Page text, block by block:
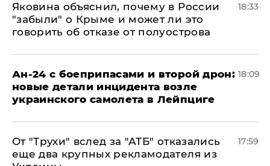
Яковина объяснил, почему в России
"забыли" о Крыме и может ли это
говорить об отказе от полуострова
18:33
Ан-24 с боеприпасами и второй дрон:
новые детали инцидента возле
украинского самолета в Лейпциге
18:09
От "Трухи" вслед за "АТБ" отказались
еще два крупных рекламодателя из
17:59